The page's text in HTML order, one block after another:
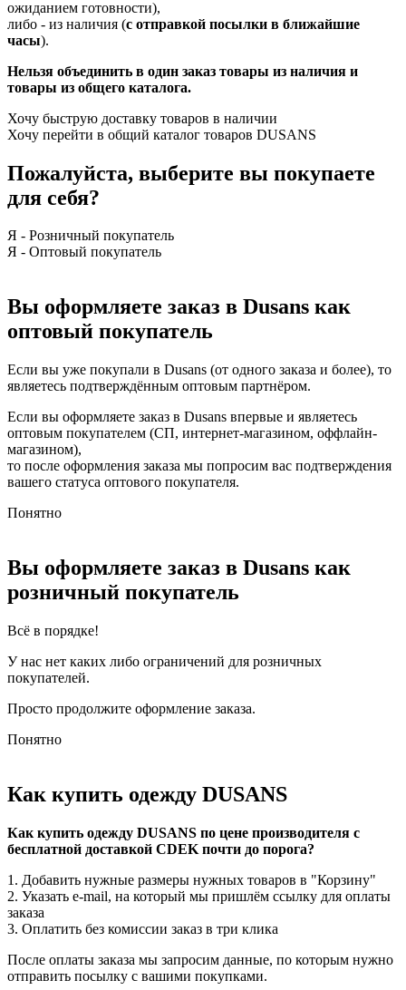
ожиданием готовности),
либо - из наличия (с отправкой посылки в ближайшие
часы).
Нельзя объединить в один заказ товары из наличия и
товары из общего каталога.
Хочу быструю доставку товаров в наличии
Хочу перейти в общий каталог товаров DUSANS
Пожалуйста, выберите вы покупаете
для себя?
Я - Розничный покупатель
Я - Оптовый покупатель
Вы оформляете заказ в Dusans как
оптовый покупатель
Если вы уже покупали в Dusans (от одного заказа и более), то
являетесь подтверждённым оптовым партнёром.
Если вы оформляете заказ в Dusans впервые и являетесь
оптовым покупателем (СП, интернет-магазином, оффлайн-
магазином),
то после оформления заказа мы попросим вас подтверждения
вашего статуса оптового покупателя.
Понятно
Вы оформляете заказ в Dusans как
розничный покупатель
Всё в порядке!
У нас нет каких либо ограничений для розничных
покупателей.
Просто продолжите оформление заказа.
Понятно
Как купить одежду DUSANS
Как купить одежду DUSANS по цене производителя с
бесплатной доставкой CDEK почти до порога?
1. Добавить нужные размеры нужных товаров в "Корзину"
2. Указать e-mail, на который мы пришлём ссылку для оплаты
заказа
3. Оплатить без комиссии заказ в три клика
После оплаты заказа мы запросим данные, по которым нужно
отправить посылку с вашими покупками.